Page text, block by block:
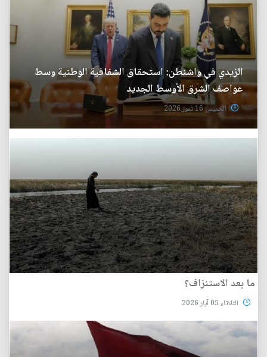
الزيدي في واشنطن: استحقاق الشفافية الوطنية وسط
عواصف الشرق الأوسط الجديد
الخميس 16 تموز 2026
ما بعد الاستنزاف؟
الثلاثاء 05 آيار 2026